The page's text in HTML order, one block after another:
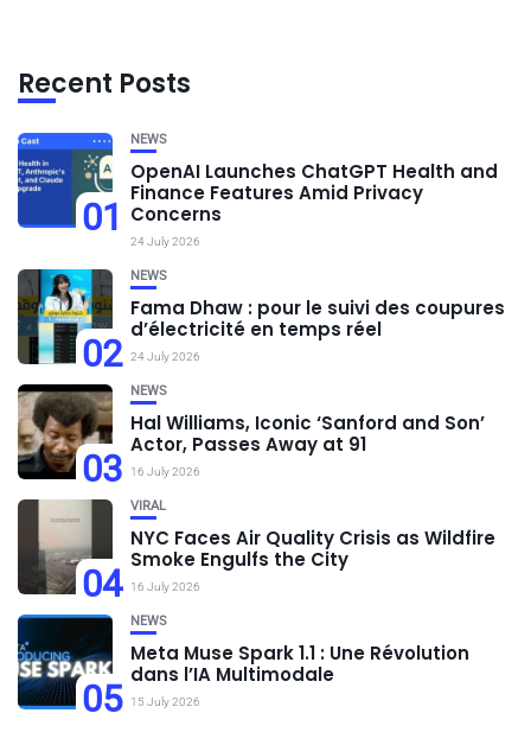
Recent Posts
01
NEWS
OpenAI Launches ChatGPT Health and
Finance Features Amid Privacy
Concerns
24 July 2026
02
NEWS
Fama Dhaw : pour le suivi des coupures
d’électricité en temps réel
24 July 2026
03
NEWS
Hal Williams, Iconic ‘Sanford and Son’
Actor, Passes Away at 91
16 July 2026
04
VIRAL
NYC Faces Air Quality Crisis as Wildfire
Smoke Engulfs the City
16 July 2026
05
NEWS
Meta Muse Spark 1.1 : Une Révolution
dans l’IA Multimodale
15 July 2026